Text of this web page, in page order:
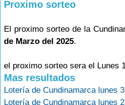
Proximo sorteo
El proximo sorteo de la
de Marzo del 2025.
el proximo sorteo sera el Lunes
Mas resultados
Lotería de Cundinamarca lunes
Lotería de Cundinamarca lunes